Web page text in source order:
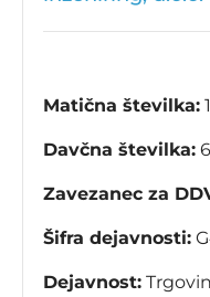
Matična številka:
Davčna številka:
Zavezanec za
Šifra dejavnosti:
Dejavnost: